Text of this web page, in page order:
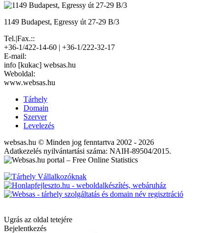
1149 Budapest, Egressy út 27-29 B/3
Tel.|Fax.::
+36-1/422-14-60 | +36-1/222-32-17
E-mail:
info [kukac] websas.hu
Weboldal:
www.websas.hu
Tárhely
Domain
Szerver
Levelezés
websas.hu © Minden jog fenntartva 2002 - 2026
Adatkezelés nyilvántartási száma: NAIH-89504/2015.
Ugrás az oldal tetejére
Bejelentkezés